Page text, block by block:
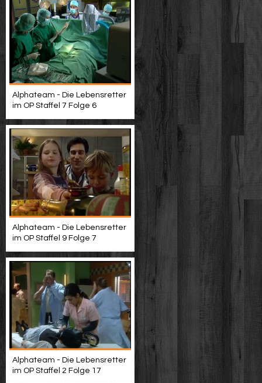
Alphateam - Die Lebensretter
im OP Staffel 7 Folge 6
Alphateam - Die Lebensretter
im OP Staffel 9 Folge 7
Alphateam - Die Lebensretter
im OP Staffel 2 Folge 17